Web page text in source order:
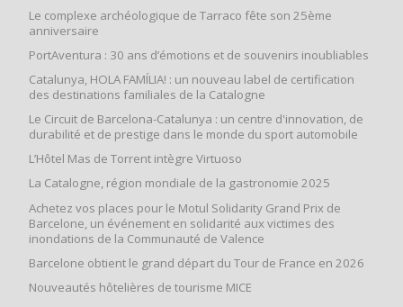
Le complexe archéologique de Tarraco fête son 25ème
anniversaire
PortAventura : 30 ans d’émotions et de souvenirs inoubliables
Catalunya, HOLA FAMÍLIA! : un nouveau label de certification
des destinations familiales de la Catalogne
Le Circuit de Barcelona-Catalunya : un centre d'innovation, de
durabilité et de prestige dans le monde du sport automobile
L’Hôtel Mas de Torrent intègre Virtuoso
La Catalogne, région mondiale de la gastronomie 2025
Achetez vos places pour le Motul Solidarity Grand Prix de
Barcelone, un événement en solidarité aux victimes des
inondations de la Communauté de Valence
Barcelone obtient le grand départ du Tour de France en 2026
Nouveautés hôtelières de tourisme MICE